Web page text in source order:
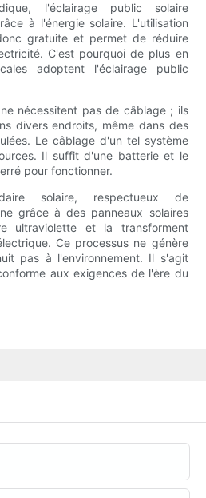
l'éclairage public solaire
à l'énergie solaire. L'utilisation
gratuite et permet de réduire
C'est pourquoi de plus en
adoptent l'éclairage public
nécessitent pas de câblage ; ils
divers endroits, même dans des
Le câblage d'un tel système
Il suffit d'une batterie et le
pour fonctionner.
solaire, respectueux de
grâce à des panneaux solaires
ultraviolette et la transforment
Ce processus ne génère
pas à l'environnement. Il s'agit
aux exigences de l'ère du